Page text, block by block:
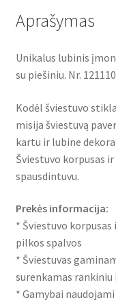
Aprašymas
Unikalus lubinis
su piešiniu. Nr.
Kodėl šviestuvo
misija šviestuvą
kartu ir lubine
Šviestuvo korpusas
spausdintuvu.
Prekės informacija:
* Šviestuvo
pilkos spalvos
* Šviestuvas
surenkamas rankiniu
* Gamybai